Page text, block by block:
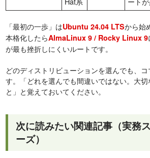
「最初の一歩」はUbuntu 24.04 LTSから始
本格化したらAlmaLinux 9 / Rocky Linux 9
が最も挫折しにくいルートです。
どのディストリビューションを選んでも、
す。「どれを選んでも間違いではない。大切
と」と覚えておいてください。
次に読みたい関連記事（実務
ーズ）